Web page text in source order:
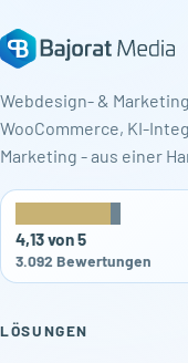
Webdesign- &
WooCommerce, KI-
Marketing - aus einer
4,13 von 5
3.092 Bewertungen
LÖSUNGEN